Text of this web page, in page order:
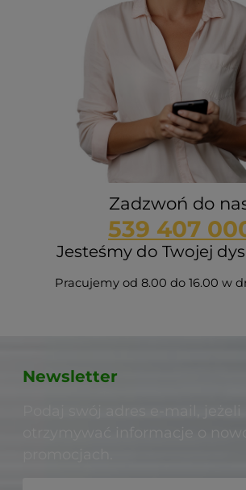
Zadzwoń do
539 407
Jesteśmy do Twojej
Pracujemy od 8.00 do 16.00 w
Newsletter
otrzymywać informacje o